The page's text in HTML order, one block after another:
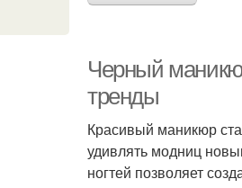
Черный
тренды
Красивый маникюр
удивлять модниц
ногтей позволяет